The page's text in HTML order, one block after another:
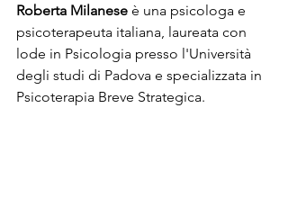
Roberta Milanese è una psicologa e
psicoterapeuta italiana, laureata con
lode in Psicologia presso l'Università
degli studi di Padova e specializzata in
Psicoterapia Breve Strategica.